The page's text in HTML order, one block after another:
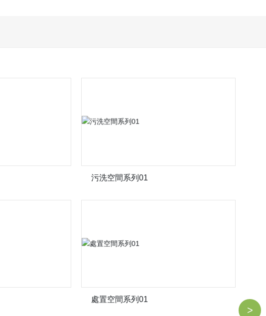
>
污洗空間系列01
處置空間系列01